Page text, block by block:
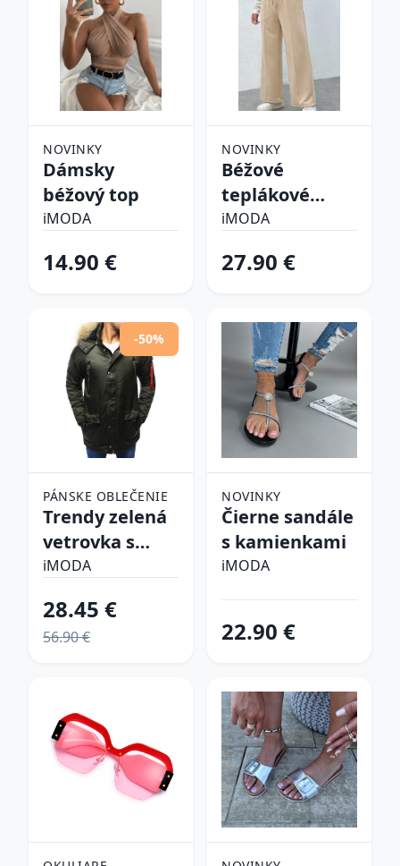
NOVINKY
Dámsky
béžový top
iMODA
14.90 €
NOVINKY
Béžové
teplákové
nohavice
iMODA
27.90 €
-50%
PÁNSKE OBLEČENIE
Trendy zelená
vetrovka s
kapucňou
iMODA
28.45 €
56.90 €
NOVINKY
Čierne sandále
s kamienkami
iMODA
22.90 €